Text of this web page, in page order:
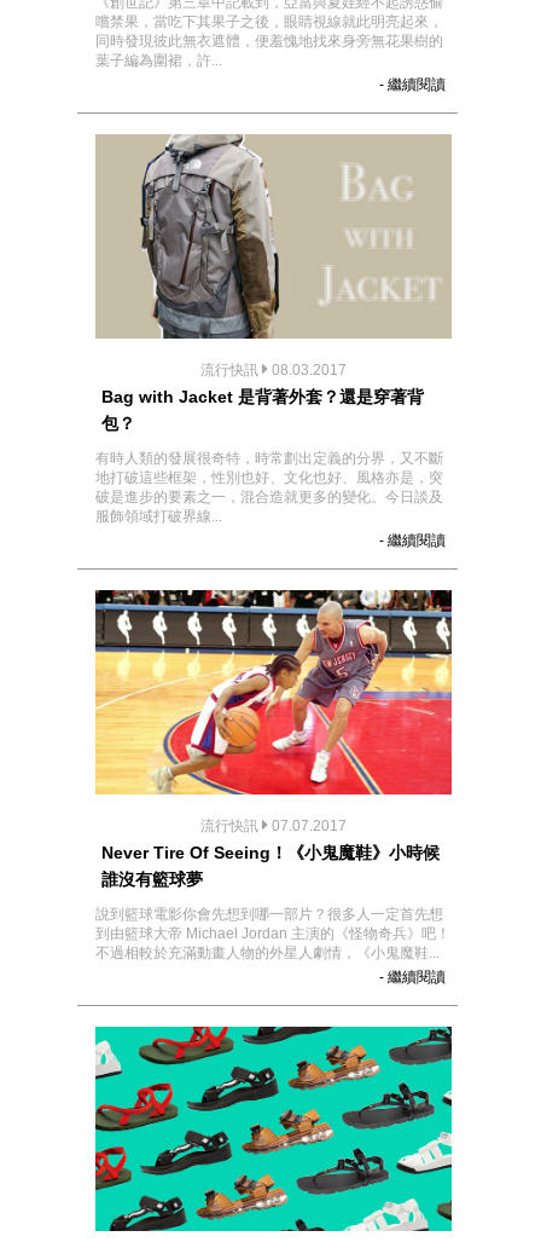
嚐禁果，當吃下其果子之後，眼睛視線就此明亮起來，
同時發現彼此無衣遮體，便羞愧地找來身旁無花果樹的
葉子編為圍裙，許...
- 繼續閱讀
流行快訊 08.03.2017
Bag with Jacket 是背著外套？還是穿著背
包？
有時人類的發展很奇特，時常劃出定義的分界，又不斷
地打破這些框架，性別也好、文化也好、風格亦是，突
破是進步的要素之一，混合造就更多的變化。今日談及
服飾領域打破界線...
- 繼續閱讀
流行快訊 07.07.2017
Never Tire Of Seeing！《小鬼魔鞋》小時候
誰沒有籃球夢
說到籃球電影你會先想到哪一部片？很多人一定首先想
到由籃球大帝 Michael Jordan 主演的《怪物奇兵》吧！
不過相較於充滿動畫人物的外星人劇情，《小鬼魔鞋...
- 繼續閱讀